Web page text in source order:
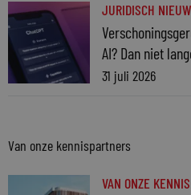
JURIDISCH
AI? Dan niet
31 juli 2026
Van onze kennispartners
VAN ONZE